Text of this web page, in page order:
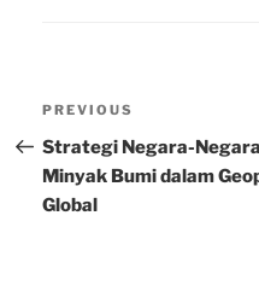
Post
navigation
Previous
Post
PREVIOUS
Strategi Negara-
Minyak Bumi dalam
Global